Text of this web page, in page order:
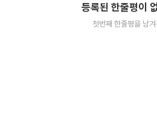
등록된 한줄평이
첫번째 한줄평을 남겨